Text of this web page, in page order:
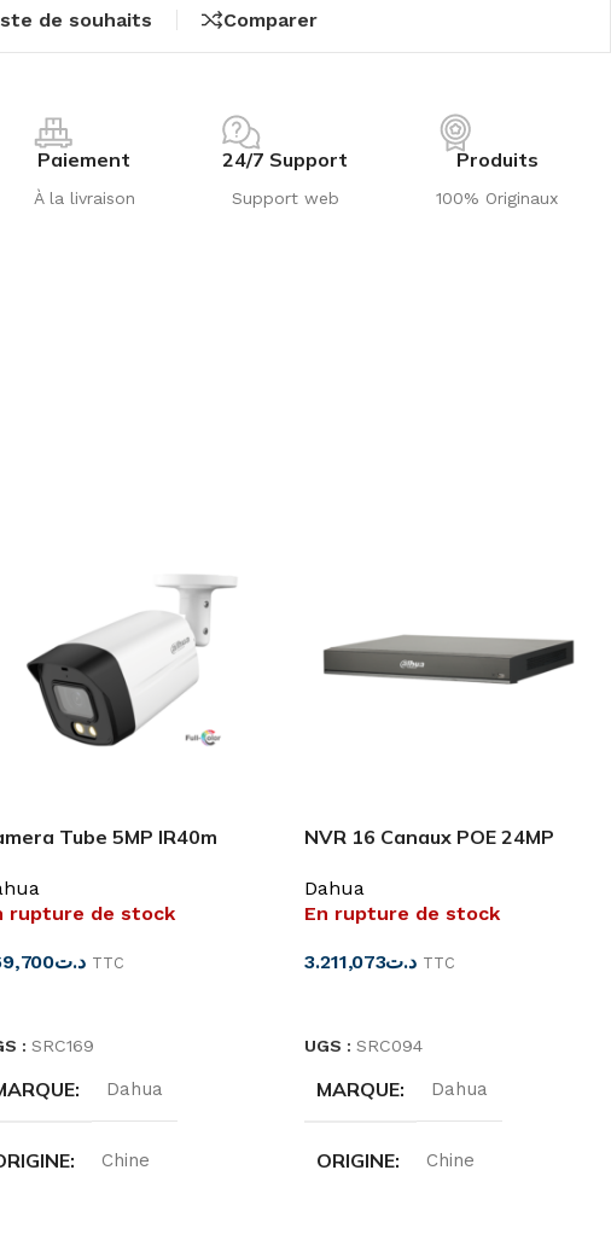
de souhaits Comparer
Paiement
À la livraison
24/7 Support
Support web
Produits
100% Originaux
Tube 5MP IR40m
rupture de stock
د.ت TTC
:SRC169
Dahua
Chine
NVR 16 Canaux POE 24MP
Dahua
En rupture de stock
د.ت3.211,073 TTC
UGS :SRC094
MARQUE Dahua
ORIGINE Chine